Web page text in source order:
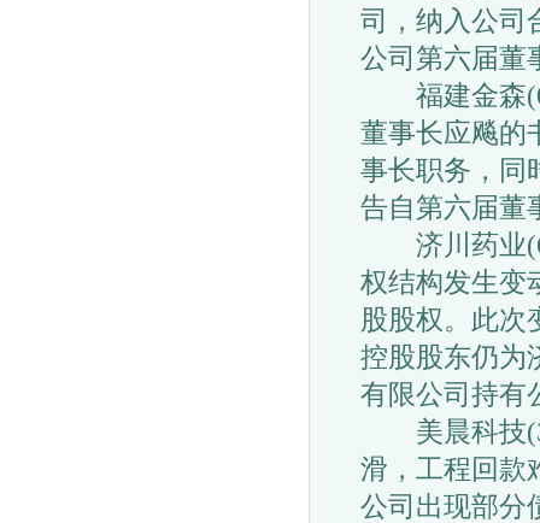
司，纳入公司
公司第六届董
福建金森
董事长应飚的
事长职务，同
告自第六届董
济川药业
权结构发生变
股股权。此次
控股股东仍为
有限公司持有
美晨科技
滑，工程回款
公司出现部分